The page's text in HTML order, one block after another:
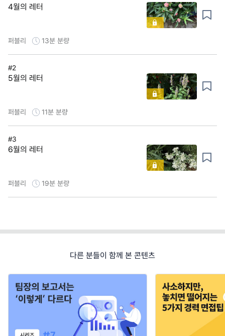
4월의 레터
퍼블리 13분 분량
#2
5월의 레터
퍼블리 11분 분량
#3
6월의 레터
퍼블리 19분 분량
다른 분들이 함께 본 콘텐츠